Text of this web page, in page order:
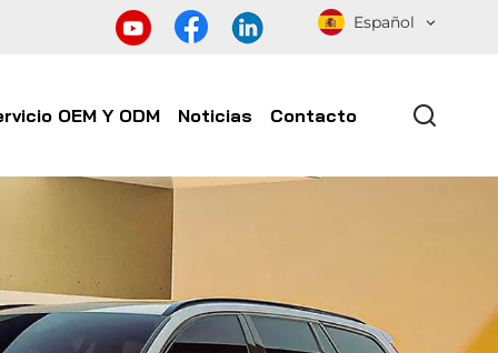
Español
OEM Y ODM Noticias Contacto